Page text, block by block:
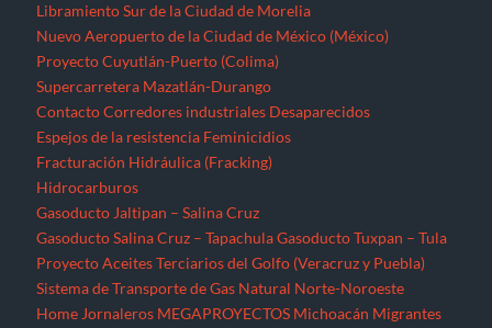
Libramiento Sur de la Ciudad de Morelia
Nuevo Aeropuerto de la Ciudad de México (México)
Proyecto Cuyutlán-Puerto (Colima)
Supercarretera Mazatlán-Durango
Contacto Corredores industriales Desaparecidos
Espejos de la resistencia Feminicidios
Fracturación Hidráulica (Fracking)
Hidrocarburos
Gasoducto Jaltipan – Salina Cruz
Gasoducto Salina Cruz – Tapachula Gasoducto Tuxpan – Tula
Proyecto Aceites Terciarios del Golfo (Veracruz y Puebla)
Sistema de Transporte de Gas Natural Norte-Noroeste
Home Jornaleros MEGAPROYECTOS Michoacán Migrantes